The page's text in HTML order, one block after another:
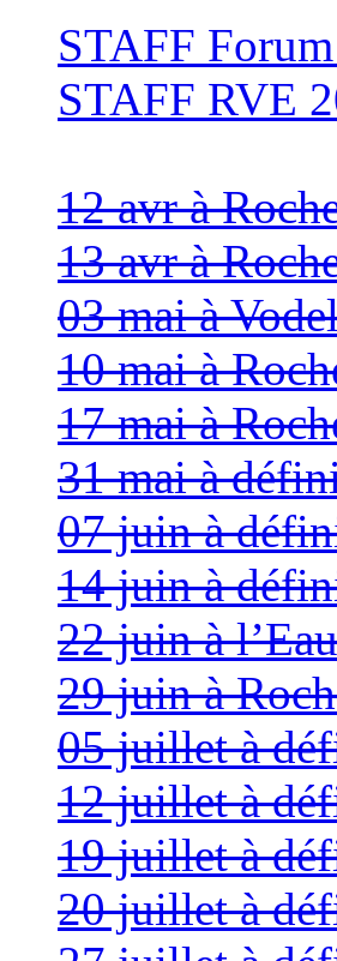
STAFF
STAFF RVE
12 avr à
13 avr à
03 mai à
10 mai à
17 mai à
31 mai à
07 juin à
14 juin à
22 juin à
29 juin à
05 juillet à
12 juillet à
19 juillet à
20 juillet à